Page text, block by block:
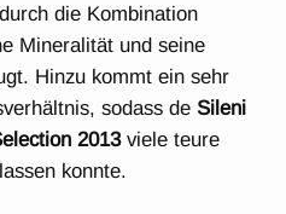
die Kombination
Mineralität und seine
Hinzu kommt ein sehr
sodass de Sileni
2013viele teure
konnte.